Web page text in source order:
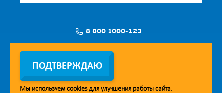
8 800 1000-123
Заявка на установку
ПОДТВЕРЖДАЮ
Мы используем cookiesдля улучшения работы сайта.